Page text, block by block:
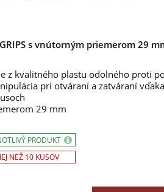
s vnútorným priemerom 29
z kvalitného plastu odolného proti
pri otváraní a zatváraní
29 mm
PRODUKT
NEŽ 10 KUSOV